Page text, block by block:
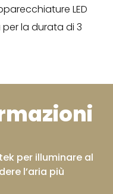
LED
la durata di 3
per illuminare al
l’aria più